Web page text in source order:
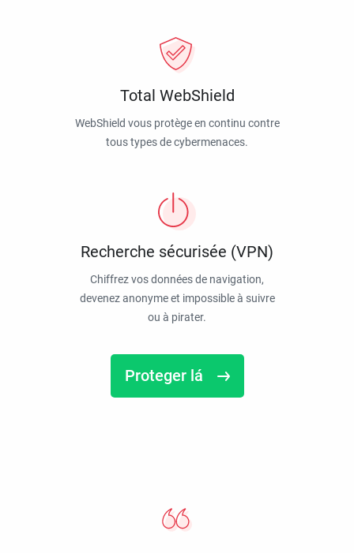
Total WebShield
WebShield vous protège en continu contre
tous types de cybermenaces.
Recherche sécurisée (VPN)
Chiffrez vos données de navigation,
devenez anonyme et impossible à suivre
ou à pirater.
Proteger lá